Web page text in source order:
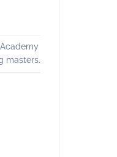
masters.